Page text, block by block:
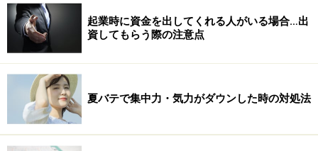
分の意見を書いた。
４．専門性を高めるために、アフィリエイト等の広告を
一切掲載しなかった。
５．自己満足ではなく、読者の役に立つ情報の提供を心
がけた。
６．ブログのクオリティを維持するために、掲載内容を
厳選した。
起業時に資金を出してくれる人がいる場合…出
資してもらう際の注意点
夏バテで集中力・気力がダウンした時の対処法